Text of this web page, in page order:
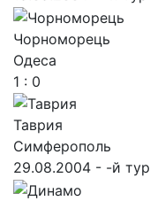
Чорноморець
Одеса
1 : 0
Таврия
Симферополь
29.08.2004 - -й тур